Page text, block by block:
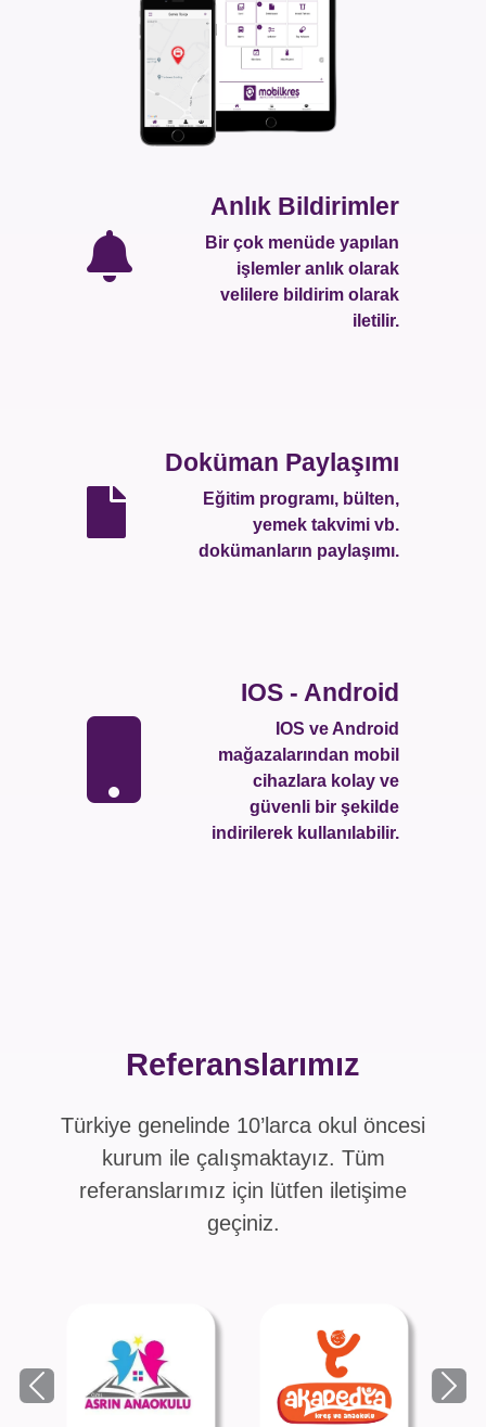
Anlık Bildirimler
Bir çok menüde yapılan
işlemler anlık olarak
velilere bildirim olarak
iletilir.
Doküman Paylaşımı
Eğitim programı, bülten,
yemek takvimi vb.
dokümanların paylaşımı.
IOS - Android
IOS ve Android
mağazalarından mobil
cihazlara kolay ve
güvenli bir şekilde
indirilerek kullanılabilir.
Referanslarımız
Türkiye genelinde 10’larca okul öncesi
kurum ile çalışmaktayız. Tüm
referanslarımız için lütfen iletişime
geçiniz.
Previous Next